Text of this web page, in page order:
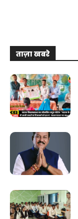
ताज़ा खबरे